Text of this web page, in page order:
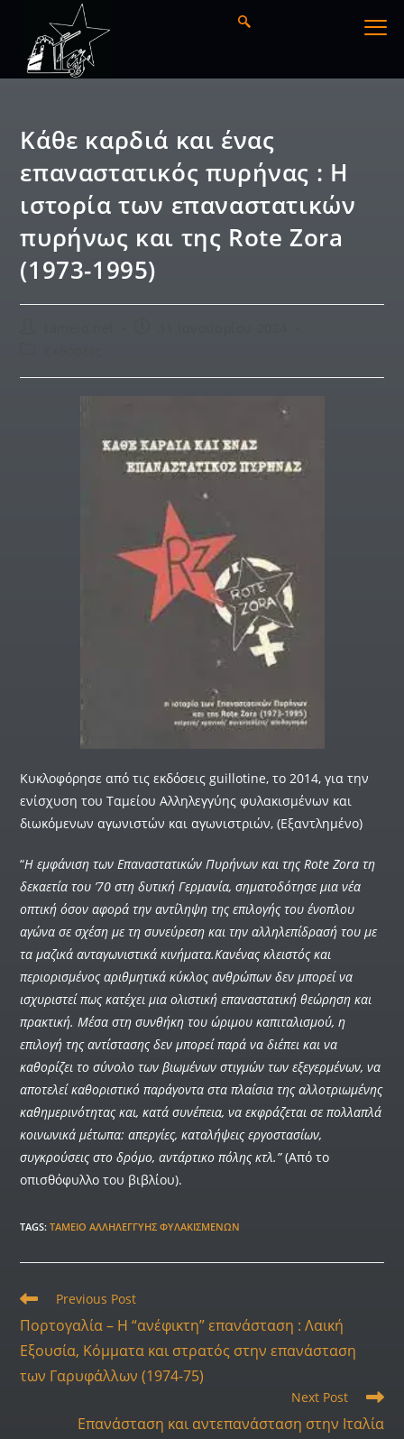
Κάθε καρδιά και ένας
επαναστατικός πυρήνας : Η
ιστορία των επαναστατικών
πυρήνως και της Rote Zora
(1973-1995)
Κυκλοφόρησε από τις εκδόσεις guillotine, το 2014, για την
ενίσχυση του Ταμείου Αλληλεγγύης φυλακισμένων και
διωκόμενων αγωνιστών και αγωνιστριών, (Εξαντλημένο)
“Η εμφάνιση των Επαναστατικών Πυρήνων και της Rote Zora τη
δεκαετία του ’70 στη δυτική Γερμανία, σηματοδότησε μια νέα
οπτική όσον αφορά την αντίληψη της επιλογής του ένοπλου
αγώνα σε σχέση με τη συνεύρεση και την αλληλεπίδρασή του με
τα μαζικά ανταγωνιστικά κινήματα.Κανένας κλειστός και
περιορισμένος αριθμητικά κύκλος ανθρώπων δεν μπορεί να
ισχυριστεί πως κατέχει μια ολιστική επαναστατική θεώρηση και
πρακτική. Μέσα στη συνθήκη του ώριμου καπιταλισμού, η
επιλογή της αντίστασης δεν μπορεί παρά να διέπει και να
καθορίζει το σύνολο των βιωμένων στιγμών των εξεγερμένων, να
αποτελεί καθοριστικό παράγοντα στα πλαίσια της αλλοτριωμένης
καθημερινότητας και, κατά συνέπεια, να εκφράζεται σε πολλαπλά
κοινωνικά μέτωπα: απεργίες, καταλήψεις εργοστασίων,
συγκρούσεις στο δρόμο, αντάρτικο πόλης κτλ.”(Από το
οπισθόφυλλο του βιβλίου).
TAGS:ΤΑΜΕΊΟ ΑΛΛΗΛΕΓΓΎΗΣ ΦΥΛΑΚΙΣΜΈΝΩΝ
Previous Post
Πορτογαλία – Η “ανέφικτη” επανάσταση : Λαική
Εξουσία, Κόμματα και στρατός στην επανάσταση
των Γαρυφάλλων (1974-75)
Next Post
Επανάσταση και αντεπανάσταση στην Ιταλία